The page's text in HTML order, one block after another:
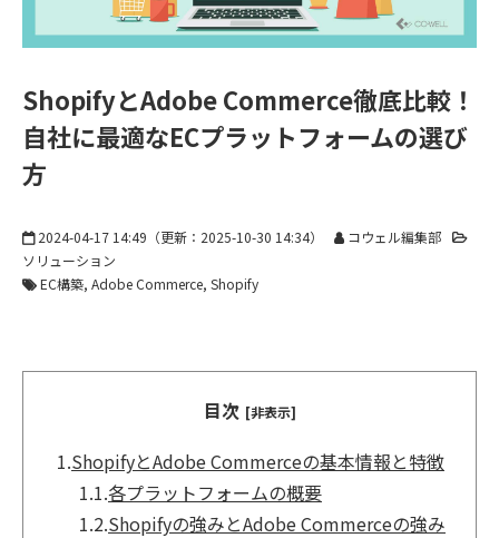
ShopifyとAdobe Commerce徹底比較！
自社に最適なECプラットフォームの選び
方
2024-04-17 14:49 （更新： 2025-10-30 14:34）
コウェル編集部
ソリューション
EC構築 Adobe Commerce Shopify
目次 [非表示]
1.ShopifyとAdobe Commerceの基本情報と特徴
1.1.各プラットフォームの概要
1.2.Shopifyの強みとAdobe Commerceの強み